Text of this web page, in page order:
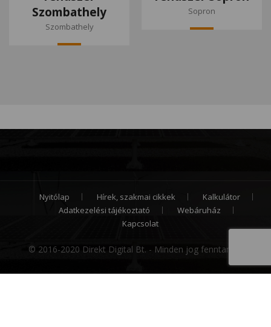
Szombathely
Szombathely
Sopron
Nyitólap Hírek, szakmai cikkek
Kalkulátor
Adatkezelési tájékoztató
Webáruház
Kapcsolat
© 2016-2020 Direkt Digital Bt. - Minden jog fenntartva.